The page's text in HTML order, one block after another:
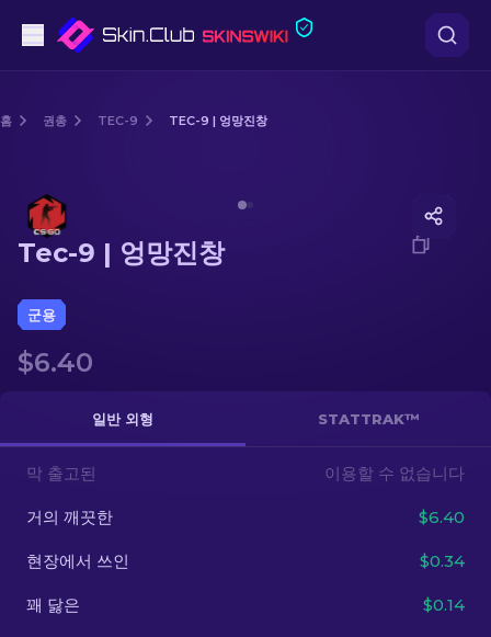
돌격소총
저격소총
장갑
케이스
기타
홈 권총 TEC-9 TEC-9 | 엉망진창
Tec-9 | 엉망진창
군용
$6.40
일반 외형 STATTRAK™
막 출고된 이용할 수 없습니다
거의 깨끗한 $6.40
현장에서 쓰인 $0.34
꽤 닳은 $0.14